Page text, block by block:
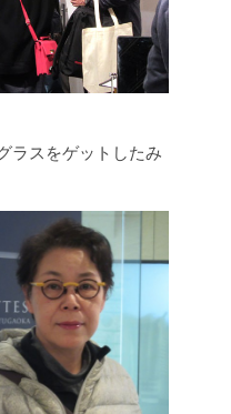
ラスをゲットしたみ